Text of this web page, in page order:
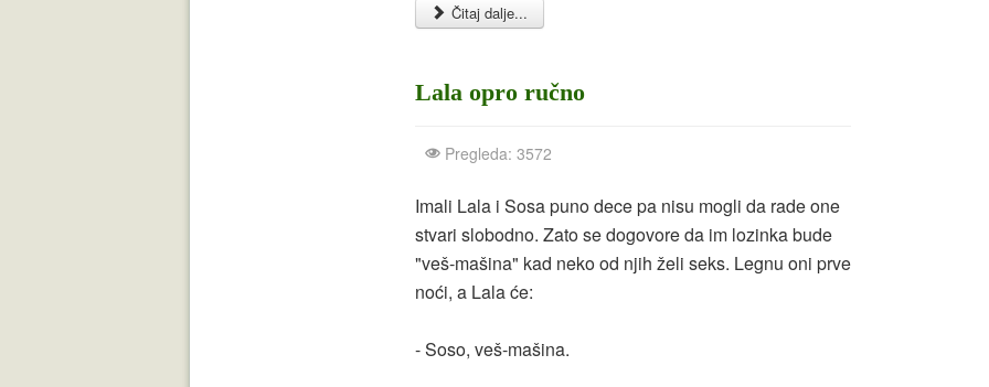
Čitaj dalje...
Lala opro ručno
Pregleda: 3572
Imali Lala i Sosa puno dece pa nisu mogli da rade one
stvari slobodno. Zato se dogovore da im lozinka bude
"veš-mašina" kad neko od njih želi seks. Legnu oni prve
noći, a Lala će:
- Soso, veš-mašina.